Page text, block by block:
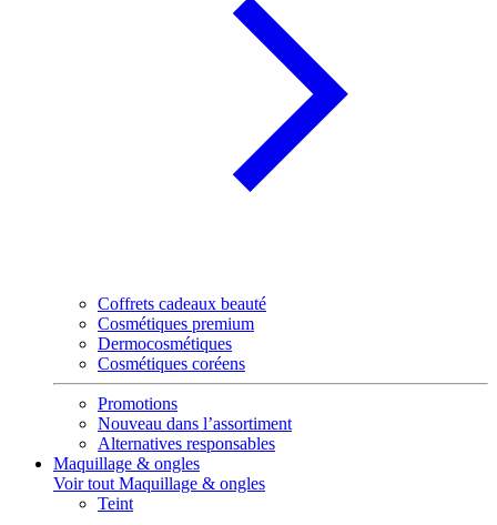
Coffrets cadeaux beauté
Cosmétiques premium
Dermocosmétiques
Cosmétiques coréens
Promotions
Nouveau dans l’assortiment
Alternatives responsables
Maquillage & ongles
Voir tout Maquillage & ongles
Teint